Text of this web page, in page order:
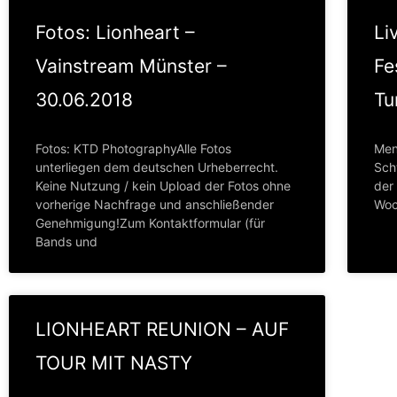
Fotos: Lionheart –
Vainstream Münster –
30.06.2018
Fotos: KTD PhotographyAlle Fotos
unterliegen dem deutschen Urheberrecht.
Keine Nutzung / kein Upload der Fotos ohne
vorherige Nachfrage und anschließender
Genehmigung!Zum Kontaktformular (für
Bands und
der
LIONHEART REUNION – AUF
TOUR MIT NASTY